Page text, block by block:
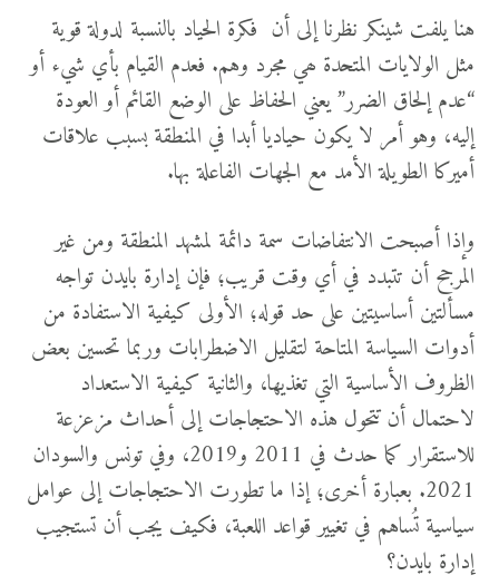
هنا يلفت شينكر نظرنا إلى أن فكرة الحياد بالنسبة لدولة قوية
مثل الولايات المتحدة ھي مجرد وهم. فعدم القيام بأي شيء أو
“عدم إلحاق الضرر” يعني الحفاظ على الوضع القائم أو العودة
إليه، وهو أمر لا يكون حياديا أبدا في المنطقة بسبب علاقات
أميركا الطويلة الأمد مع الجهات الفاعلة بها.
وإذا أصبحت الانتفاضات سمة دائمة لمشهد المنطقة ومن غير
المرجح أن تتبدد في أي وقت قريب؛ فإن إدارة بايدن تواجه
مسألتين أساسيتين على حد قوله؛ الأولى كيفية الاستفادة من
أدوات السياسة المتاحة لتقليل الاضطرابات وربما تحسين بعض
الظروف الأساسية التي تغذيھا، والثانية كيفية الاستعداد
لاحتمال أن تتحول هذه الاحتجاجات إلى أحداث مزعزعة
للاستقرار كما حدث في 2011 و2019، وفي تونس والسودان
2021. بعبارة أخرى؛ إذا ما تطورت الاحتجاجات إلى عوامل
سياسية تُساهم في تغيير قواعد اللعبة، فكيف يجب أن تستجيب
إدارة بايدن؟